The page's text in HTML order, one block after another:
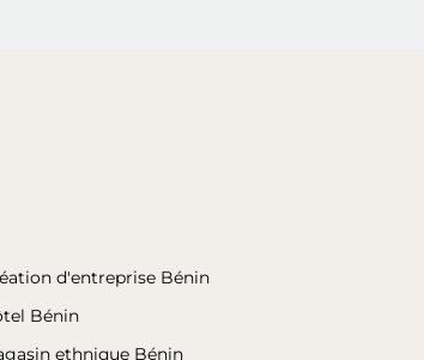
d'entreprise Bénin
Bénin
ethnique Bénin